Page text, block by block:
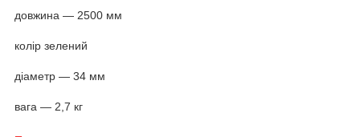
довжина — 2500 мм
колір зелений
діаметр — 34 мм
вага — 2,7 кг